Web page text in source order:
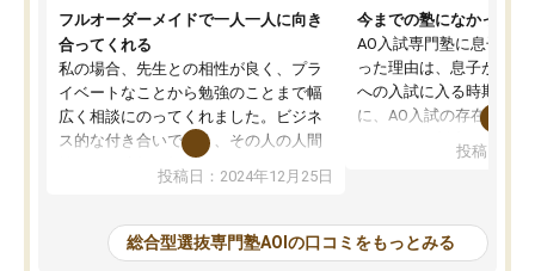
フルオーダーメイドで一人一人に向き
合ってくれる
私の場合、先生との相性が良く、プラ
イベートなことから勉強のことまで幅
広く相談にのってくれました。ビジネ
ス的な付き合いでなく、その人の人間
性までを適切に把握し、むきあってい
るなぁと強く感じることできました。
と相談すると、他の先生も紹介してく
ださり、客観的なアドバイスもいただ
投稿日：2024年12月25日
今までの塾になかった
AO入試専門塾に息子を
った理由は、息子が高校
への入試に入る時期に差
に、AO入試の存在を息
たことから、AOIに入塾
で、AO入試を改めて知
それに対しての具体的な
投稿日：
総合型選抜専門塾AOIの口コミをもっとみる